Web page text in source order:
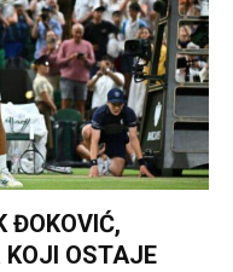
ĐOKOVIĆ,
KOJI OSTAJE